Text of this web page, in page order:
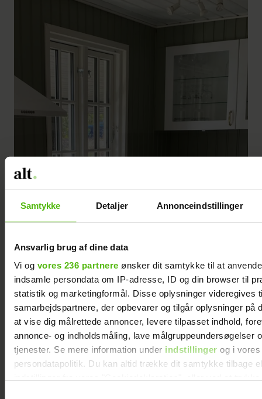
Samtykke Detaljer Annonceindstillinger
Ansvarlig brug af dine data
Vi og vores 236 partnere ønsker dit samtykke til at
indsamle persondata om IP-adresse, ID og din browser til
statistik og marketingformål. Disse oplysninger videregives
samarbejdspartnere, der opbevarer og tilgår oplysninger på
at vise dig målrettede annoncer, levere tilpasset indhold,
annonce- og indholdsmåling, lave målgruppeundersøgelser
tjenester. Se mere information under indstillinger og i vores
persondatapolitik. Du kan altid trække dit samtykke tilbage
Køkkenet og bordplade er fra Vordingborg Køkkenet.